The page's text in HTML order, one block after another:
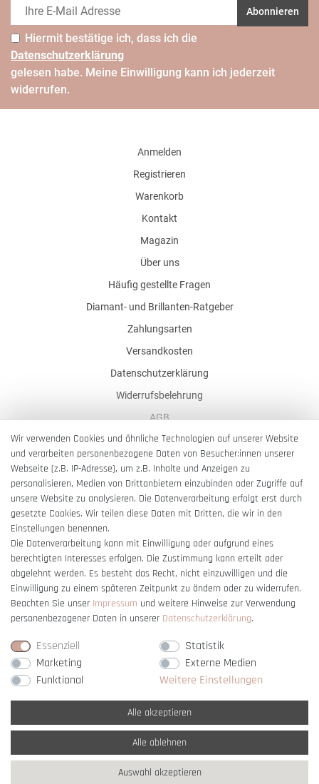
Abonnieren
Hiermit bestätige ich, dass ich die
Daten­schutz­erklärung
gelesen habe. Meine Einwilligung kann ich jederzeit
widerrufen.
Anmelden
Registrieren
Warenkorb
Kontakt
Magazin
Über uns
Häufig gestellte Fragen
Diamant- und Brillanten-Ratgeber
Zahlungsarten
Versandkosten
Datenschutzerklärung
Widerrufsbelehrung
AGB
Impressum
Barrierefreiheitserklärung
Vertrag widerrufen
* Alle Preise verstehen sich inkl. gesetzl. MwSt. undzzgl. Versandkosten
** Nur innerhalb Deutschlands© copyright 2007-2026 Schmuck Krone / Alle
Wir verwenden Cookies und ähnliche Technologien auf unserer Website
und verarbeiten personenbezogene Daten von Besucher:innen unserer
Webseite (z.B. IP-Adresse), um z.B. Inhalte und Anzeigen zu
personalisieren, Medien von Drittanbietern einzubinden oder Zugriffe auf
unsere Website zu analysieren. Die Datenverarbeitung erfolgt erst durch
gesetzte Cookies. Wir teilen diese Daten mit Dritten, die wir in den
Einstellungen benennen.
Die Datenverarbeitung kann mit Einwilligung oder aufgrund eines
berechtigten Interesses erfolgen. Die Zustimmung kann erteilt oder
abgelehnt werden. Es besteht das Recht, nicht einzuwilligen und die
Einwilligung zu einem späteren Zeitpunkt zu ändern oder zu widerrufen.
Beachten Sie unser Impressum und weitere Hinweise zur Verwendung
personenbezogener Daten in unserer Daten­schutz­erklärung.
Essenziell
Statistik
Marketing
Externe Medien
Funktional
Weitere Einstellungen
Alle akzeptieren
Alle ablehnen
Auswahl akzeptieren